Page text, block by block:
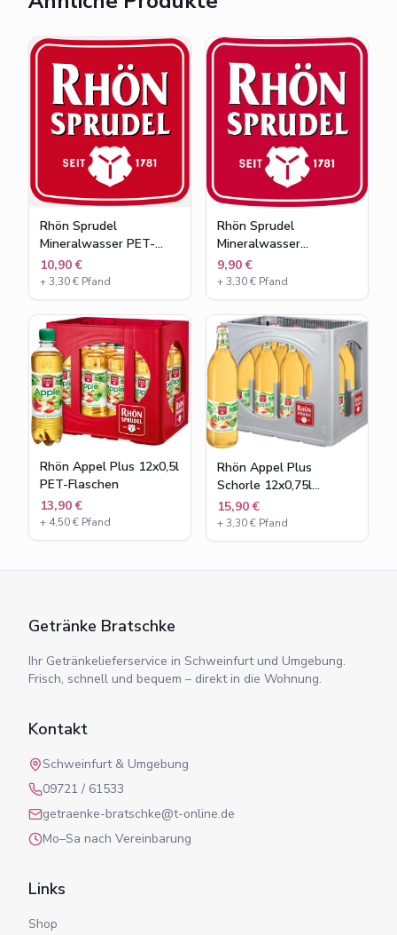
Rhön Sprudel
Mineralwasser PET-
Flaschen
10,90 €
+3,30€ Pfand
Rhön Sprudel
Mineralwasser
Glasflaschen
9,90 €
+3,30€ Pfand
Rhön Appel Plus 12x0,5l
PET-Flaschen
13,90 €
+ 4,50€ Pfand
Rhön Appel Plus
Schorle 12x0,75l
Glasflaschen
15,90 €
+3,30€ Pfand
Getränke Bratschke
Ihr Getränkelieferservice in Schweinfurt und Umgebung.
Frisch, schnell und bequem – direkt in die Wohnung.
Kontakt
Schweinfurt & Umgebung
09721 / 61533
getraenke-bratschke@t-online.de
Mo–Sa nach Vereinbarung
Links
Shop